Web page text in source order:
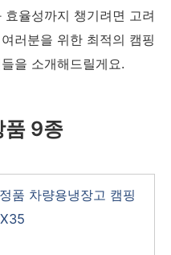
율성까지 챙기려면 고려
러분을 위한 최적의 캠핑
을 소개해드릴게요.
품 9종